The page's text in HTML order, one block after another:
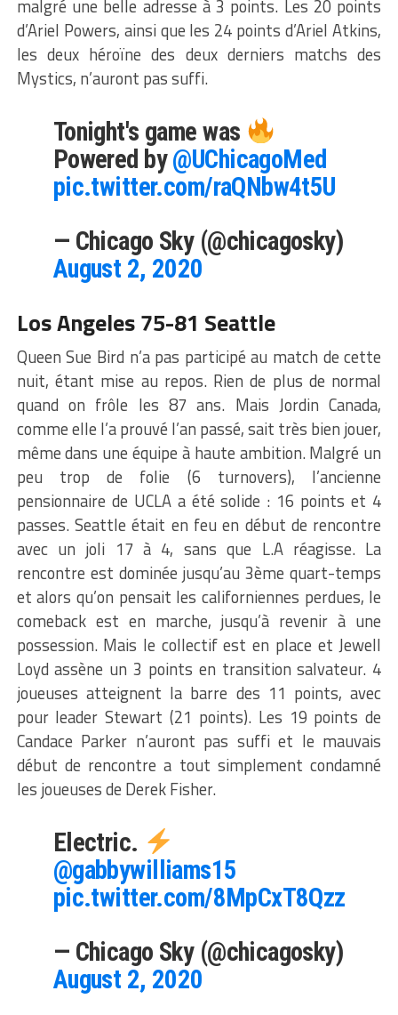
malgré une belle adresse à 3 points. Les 20 points
d’Ariel Powers, ainsi que les 24 points d’Ariel Atkins,
les deux héroïne des deux derniers matchs des
Mystics, n’auront pas suffi.
Tonight's game was
Powered by@UChicagoMed
pic.twitter.com/raQNbw4t5U
— Chicago Sky (@chicagosky)
August 2, 2020
Los Angeles 75-81 Seattle
Queen Sue Bird n’a pas participé au match de cette
nuit, étant mise au repos. Rien de plus de normal
quand on frôle les 87 ans. Mais Jordin Canada,
comme elle l’a prouvé l’an passé, sait très bien jouer,
même dans une équipe à haute ambition. Malgré un
peu trop de folie (6 turnovers), l’ancienne
pensionnaire de UCLA a été solide : 16 points et 4
passes. Seattle était en feu en début de rencontre
avec un joli 17 à 4, sans que L.A réagisse. La
rencontre est dominée jusqu’au 3ème quart-temps
et alors qu’on pensait les californiennes perdues, le
comeback est en marche, jusqu’à revenir à une
possession. Mais le collectif est en place et Jewell
Loyd assène un 3 points en transition salvateur. 4
joueuses atteignent la barre des 11 points, avec
pour leader Stewart (21 points). Les 19 points de
Candace Parker n’auront pas suffi et le mauvais
début de rencontre a tout simplement condamné
les joueuses de Derek Fisher.
Electric.
@gabbywilliams15
pic.twitter.com/8MpCxT8Qzz
— Chicago Sky (@chicagosky)
August 2, 2020